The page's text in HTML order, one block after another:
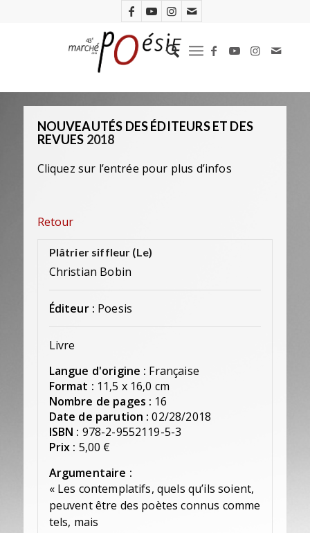
NOUVEAUTÉS DES ÉDITEURS ET DES
REVUES 2018
Cliquez sur l’entrée pour plus d’infos
Retour
Plâtrier siffleur (Le)
Christian Bobin
Éditeur : Poesis
Livre
Langue d'origine : Française
Format : 11,5 x 16,0 cm
Nombre de pages : 16
Date de parution : 02/28/2018
ISBN : 978-2-9552119-5-3
Prix : 5,00 €
Argumentaire :
« Les contemplatifs, quels qu’ils soient,
peuvent être des poètes connus comme
tels, mais